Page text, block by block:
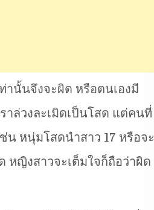
นั้นจึงจะผิด หรือตนเองมี
ล่วงละเมิดเป็นโสด แต่คนที่
น หนุ่มโสดนำสาว 17 หรือจะ
หญิงสาวจะเต็มใจก็ถือว่าผิด